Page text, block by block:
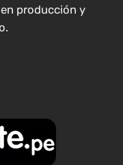
producción y